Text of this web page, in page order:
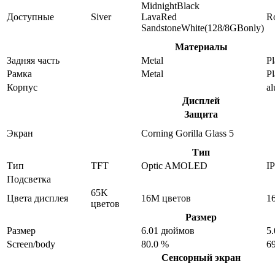
Доступные Siver
MidnightBlack
LavaRed
SandstoneWhite(128/8GBonly)
Материалы
Задняя часть
Metal
Рамка
Metal
Корпус
Дисплей
Защита
Экран
Corning Gorilla Glass 5
Тип
Тип
TFT Optic AMOLED
Подсветка
Цвета дисплея
65K
цветов
16M цветов
Размер
Размер
6.01 дюймов
Screen/body
80.0 %
Сенсорный экран